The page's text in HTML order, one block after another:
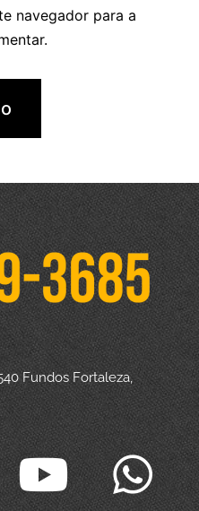
navegador para a
Fundos Fortaleza,